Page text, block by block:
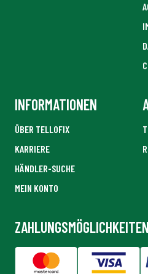
INFORMATIONEN
ÜBER TELLOFIX
KARRIERE
HÄNDLER-SUCHE
MEIN KONTO
ZAHLUNGSMÖGLICHKEITEN